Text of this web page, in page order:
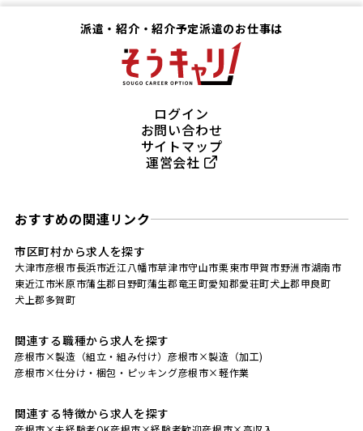
派遣・紹介・紹介予定派遣のお仕事は
ログイン
お問い合わせ
サイトマップ
運営会社
おすすめの関連リンク
市区町村から求人を探す
大津市彦根市長浜市近江八幡市草津市守山市栗東市甲賀市野洲市湖南市
東近江市米原市蒲生郡日野町蒲生郡竜王町愛知郡愛荘町犬上郡甲良町
犬上郡多賀町
関連する職種から求人を探す
彦根市×製造（組立・組み付け）彦根市×製造（加工)
彦根市×仕分け・梱包・ピッキング彦根市×軽作業
関連する特徴から求人を探す